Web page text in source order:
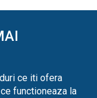
ce iti ofera
functioneaza la